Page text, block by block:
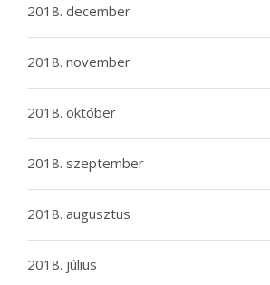
2018. december
2018. november
2018. október
2018. szeptember
2018. augusztus
2018. július